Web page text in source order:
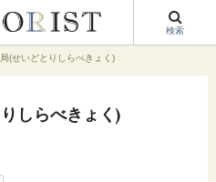
検索
(せいどとりしらべきょく)
しらべきょく)